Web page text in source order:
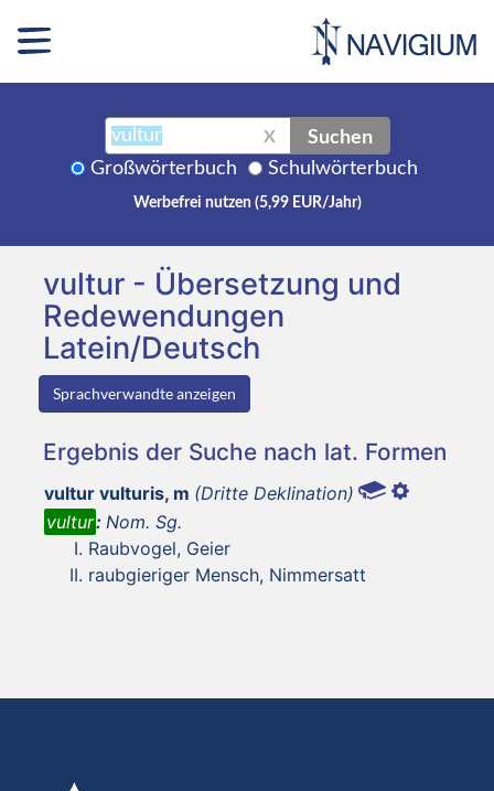
X Suchen
Großwörterbuch Schulwörterbuch
Werbefrei nutzen (5,99 EUR/Jahr)
vultur - Übersetzung und
Redewendungen
Latein/Deutsch
Sprachverwandte anzeigen
Ergebnis der Suche nach lat. Formen
vultur vulturis, m (Dritte Deklination)
vultur: Nom. Sg.
Raubvogel, Geier
raubgieriger Mensch, Nimmersatt